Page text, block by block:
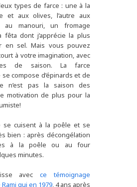
types de farce : une à la
et aux olives, l’autre aux
au manouri, un fromage
fêta dont j’apprécie la plus
en sel. Mais vous pouvez
à votre imagination, avec
de saison. La farce
compose d’épinards et de
n’est pas la saison des
motivation de plus pour la
se cuisent à la poêle et se
bien : après décongélation
à la poêle ou au four
minutes.
avecce témoignage
qui en 1979, 4 ans après